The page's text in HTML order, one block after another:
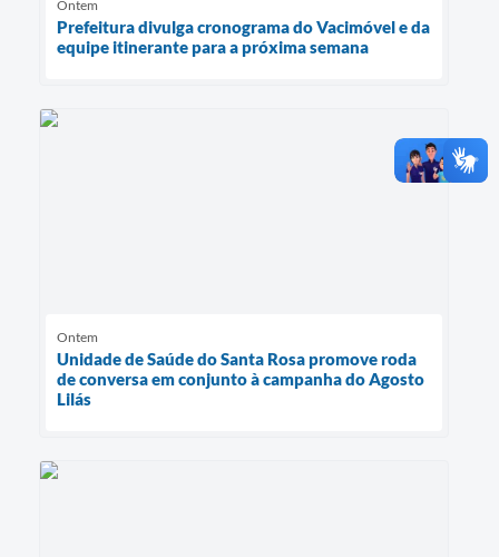
Ontem
Prefeitura divulga cronograma do Vacimóvel e da
equipe itinerante para a próxima semana
Ontem
Unidade de Saúde do Santa Rosa promove roda
de conversa em conjunto à campanha do Agosto
Lilás